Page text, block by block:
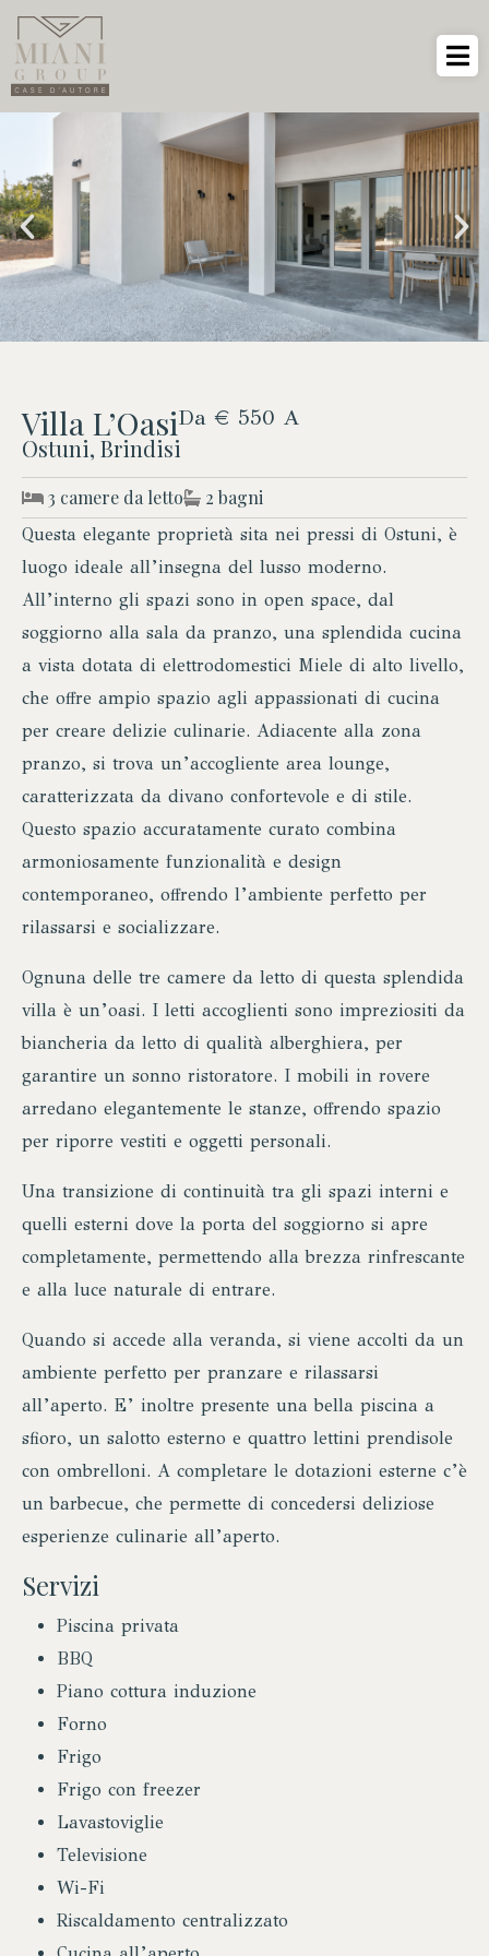
Villa L’OasiDa € 550 A
Ostuni, Brindisi
3 camere da letto 2 bagni
Questa elegante proprietà sita nei pressi di Ostuni, è
luogo ideale all’insegna del lusso moderno.
All’interno gli spazi sono in open space, dal
soggiorno alla sala da pranzo, una splendida cucina
a vista dotata di elettrodomestici Miele di alto livello,
che offre ampio spazio agli appassionati di cucina
per creare delizie culinarie. Adiacente alla zona
pranzo, si trova un’accogliente area lounge,
caratterizzata da divano confortevole e di stile.
Questo spazio accuratamente curato combina
armoniosamente funzionalità e design
contemporaneo, offrendo l’ambiente perfetto per
rilassarsi e socializzare.
Ognuna delle tre camere da letto di questa splendida
villa è un’oasi. I letti accoglienti sono impreziositi da
biancheria da letto di qualità alberghiera, per
garantire un sonno ristoratore. I mobili in rovere
arredano elegantemente le stanze, offrendo spazio
per riporre vestiti e oggetti personali.
Una transizione di continuità tra gli spazi interni e
quelli esterni dove la porta del soggiorno si apre
completamente, permettendo alla brezza rinfrescante
e alla luce naturale di entrare.
Quando si accede alla veranda, si viene accolti da un
ambiente perfetto per pranzare e rilassarsi
all’aperto. E’ inoltre presente una bella piscina a
sfioro, un salotto esterno e quattro lettini prendisole
con ombrelloni. A completare le dotazioni esterne c’è
un barbecue, che permette di concedersi deliziose
esperienze culinarie all’aperto.
Servizi
Piscina privata
BBQ
Piano cottura induzione
Forno
Frigo
Frigo con freezer
Lavastoviglie
Televisione
Wi-Fi
Riscaldamento centralizzato